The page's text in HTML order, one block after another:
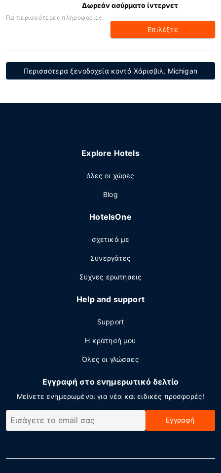
Δωρεάν ασύρματο ίντερνετ
Για περισσότερες πληροφορίες:
Επιλέξτε
Περισσότερα ξενοδοχεία κοντά Χάρισβιλ, Michigan
Explore Hotels
όλες οι χώρες
Blog
HotelsOne
σχετικά με
Συνεργάτες
Συχνες ερωτησεις
Help and support
Support
Η κράτησή μου
Όλες οι γλώσσες
Εγγραφή στο ενημερωτικό δελτίο
Μείνετε ενημερωμένοι για νέα και ειδικές προσφορές!
Εγγραφή